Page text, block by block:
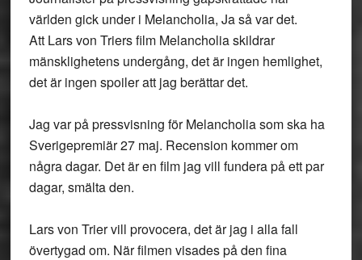
världen gick under i Melancholia, Ja så var det.
Att Lars von Triers film Melancholia skildrar
mänsklighetens undergång, det är ingen hemlighet,
det är ingen spoiler att jag berättar det.
Jag var på pressvisning för Melancholia som ska ha
Sverigepremiär 27 maj. Recension kommer om
några dagar. Det är en film jag vill fundera på ett par
dagar, smälta den.
Lars von Trier vill provocera, det är jag i alla fall
övertygad om. När filmen visades på den fina